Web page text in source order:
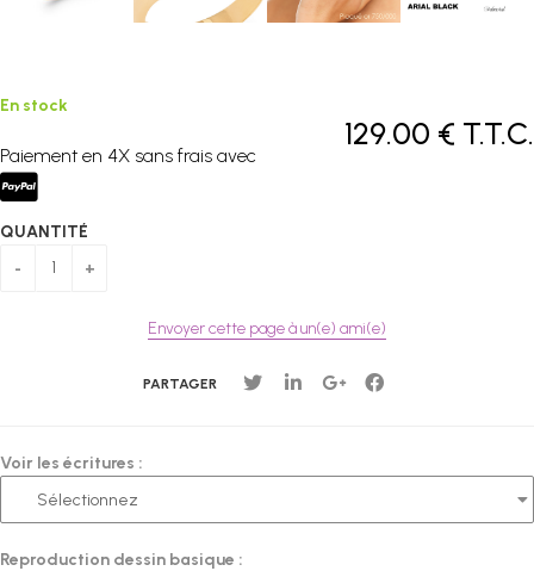
129.00 € T.T.C.
En stock
Paiement en 4X sans frais avec
QUANTITÉ
Envoyer cette page à un(e) ami(e)
PARTAGER
Voir les écritures :
Reproduction dessin basique :